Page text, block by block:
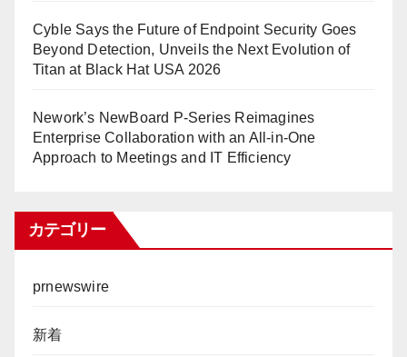
Cyble Says the Future of Endpoint Security Goes
Beyond Detection, Unveils the Next Evolution of
Titan at Black Hat USA 2026
Nework’s NewBoard P-Series Reimagines
Enterprise Collaboration with an All-in-One
Approach to Meetings and IT Efficiency
カテゴリー
prnewswire
新着